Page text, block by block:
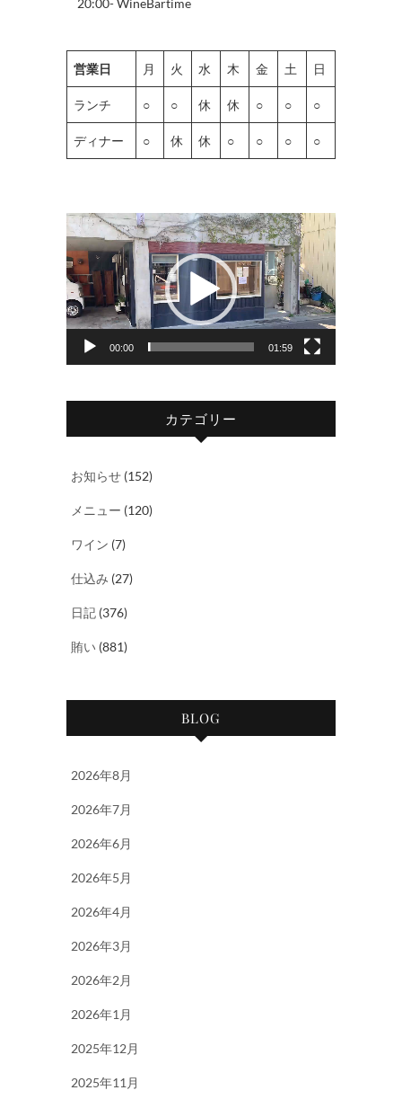
20:00- WineBartime
営業日 月 火 水 木 金 土 日
ランチ ○ ○ 休 休 ○ ○ ○
ディナー ○ 休 休 ○ ○ ○ ○
動
画
プ
レ
ー
00:00 01:59
カテゴリー
お知らせ (152)
メニュー (120)
ワイン (7)
仕込み (27)
日記 (376)
賄い (881)
BLOG
2026年8月
2026年7月
2026年6月
2026年5月
2026年4月
2026年3月
2026年2月
2026年1月
2025年12月
2025年11月